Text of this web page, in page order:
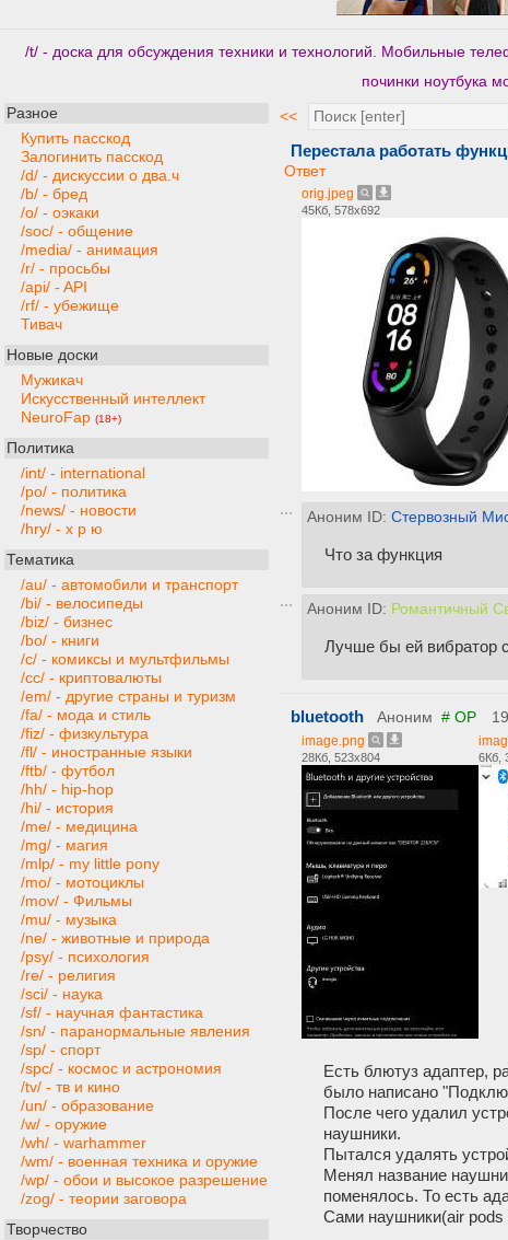
/t/ - доска для обсуждения техники и технологий. Мобильные
починки ноутбука
Разное
Купить пасскод
Залогинить пасскод
/d/ - дискуссии о два.ч
/b/ - бред
/o/ - оэкаки
/soc/ - общение
/media/ - анимация
/r/ - просьбы
/api/ - API
/rf/ - убежище
Тивач
Новые доски
Мужикач
Искусственный интеллект
NeuroFap (18+)
Политика
/int/ - international
/po/ - политика
/news/ - новости
/hry/ - х р ю
Тематика
/au/ - автомобили и транспорт
/bi/ - велосипеды
/biz/ - бизнес
/bo/ - книги
/c/ - комиксы и мультфильмы
/cc/ - криптовалюты
/em/ - другие страны и туризм
/fa/ - мода и стиль
/fiz/ - физкультура
/fl/ - иностранные языки
/ftb/ - футбол
/hh/ - hip-hop
/hi/ - история
/me/ - медицина
/mg/ - магия
/mlp/ - my little pony
/mo/ - мотоциклы
/mov/ - Фильмы
/mu/ - музыка
/ne/ - животные и природа
/psy/ - психология
/re/ - религия
/sci/ - наука
/sf/ - научная фантастика
/sn/ - паранормальные явления
/sp/ - спорт
/spc/ - космос и астрономия
/tv/ - тв и кино
/un/ - образование
/w/ - оружие
/wh/ - warhammer
/wm/ - военная техника и оружие
/wp/ - обои и высокое разрешение
/zog/ - теории заговора
Творчество
<<
Перестала работать
Ответ
orig.jpeg
45Кб, 578x692
Аноним ID: Стервозный
Что за функция
Аноним ID: Романтичный
Лучше бы ей вибратор
bluetooth Аноним # OP
image.png
28Кб, 523x804 6Кб,
Есть блютуз адаптер,
было написано
После чего удалил
наушники.
Пытался удалять
Менял название
поменялось. То есть
Сами наушники(air